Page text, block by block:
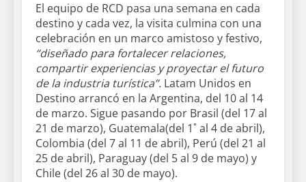
El equipo de RCD pasa una semana en cada
destino y cada vez, la visita culmina con una
celebración en un marco amistoso y festivo,
“diseñado para fortalecer relaciones,
compartir experiencias y proyectar el futuro
de la industria turística”. Latam Unidos en
Destino arrancó en la Argentina, del 10 al 14
de marzo. Sigue pasando por Brasil (del 17 al
21 de marzo), Guatemala(del 1˚ al 4 de abril),
Colombia (del 7 al 11 de abril), Perú (del 21 al
25 de abril), Paraguay (del 5 al 9 de mayo) y
Chile (del 26 al 30 de mayo).